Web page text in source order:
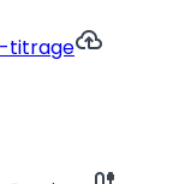
titragecloud_upload